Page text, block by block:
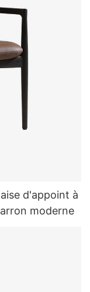
d'appoint à
moderne